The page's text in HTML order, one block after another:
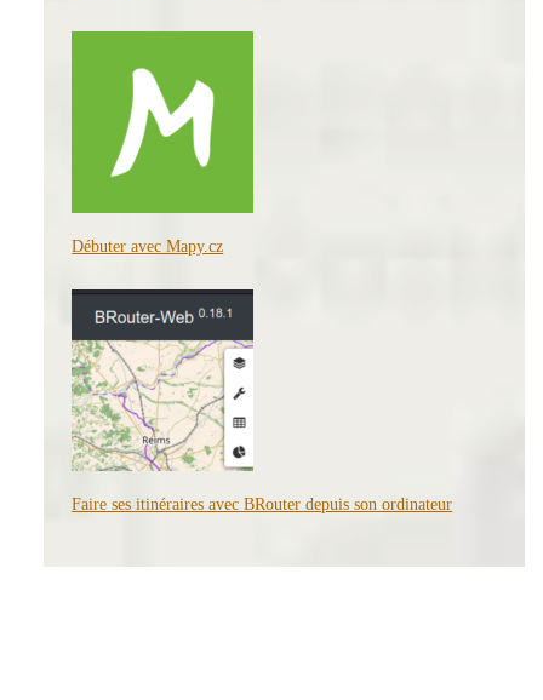
Débuter avec Mapy.cz
Faire ses itinéraires avec BRouter depuis son ordinateur